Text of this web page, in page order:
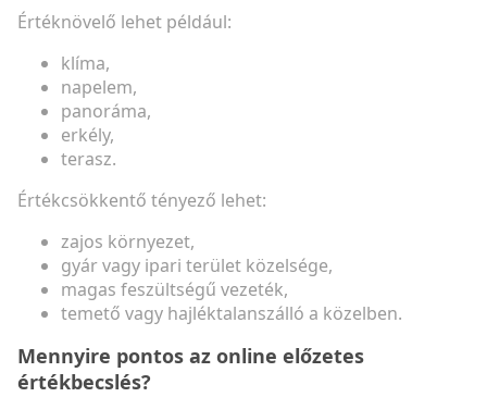
Értéknövelő lehet például:
klíma,
napelem,
panoráma,
erkély,
terasz.
Értékcsökkentő tényező lehet:
zajos környezet,
gyár vagy ipari terület közelsége,
magas feszültségű vezeték,
temető vagy hajléktalanszálló a közelben.
Mennyire pontos az online előzetes
értékbecslés?